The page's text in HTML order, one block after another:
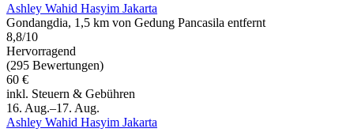
Ashley Wahid Hasyim Jakarta
Gondangdia, 1,5 km von Gedung Pancasila entfernt
8,8/10
Hervorragend
(295 Bewertungen)
60 €
inkl. Steuern & Gebühren
16. Aug.–17. Aug.
Ashley Wahid Hasyim Jakarta